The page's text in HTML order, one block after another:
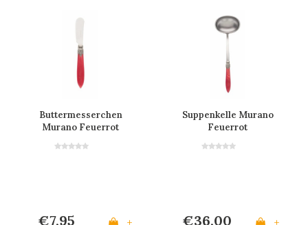
Buttermesserchen
Murano Feuerrot
€7,95
Suppenkelle Murano
Feuerrot
€36,00